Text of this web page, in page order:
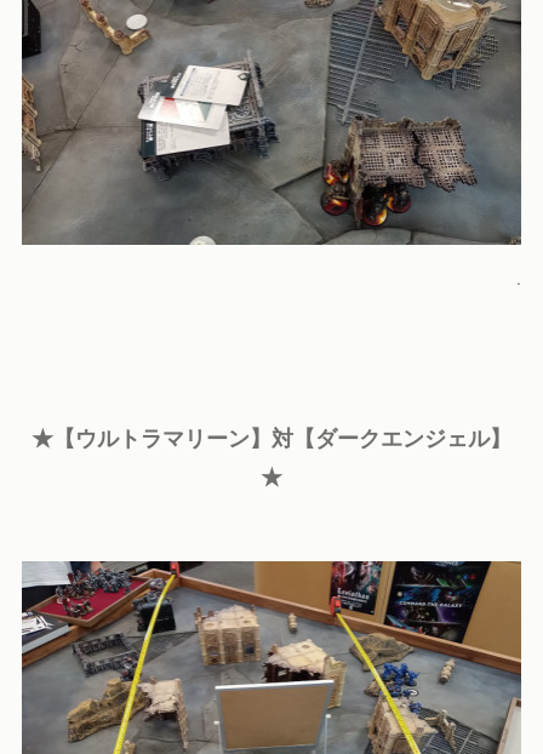
.
★【ウルトラマリーン】対【ダークエンジェル】
★